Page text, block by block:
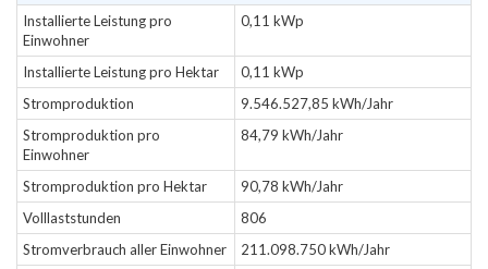
Installierte Leistung pro
Einwohner
0,11 kWp
Installierte Leistung pro Hektar
0,11 kWp
Stromproduktion
9.546.527,85 kWh/Jahr
Stromproduktion pro
Einwohner
84,79 kWh/Jahr
Stromproduktion pro Hektar
90,78 kWh/Jahr
Volllaststunden
806
Stromverbrauch aller Einwohner
211.098.750 kWh/Jahr